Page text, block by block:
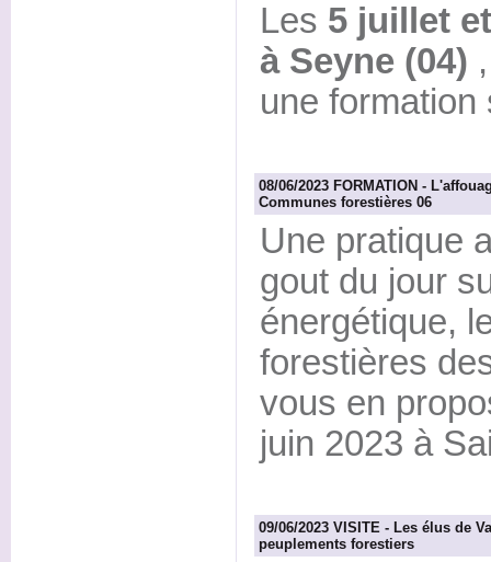
Les 5 juillet
à Seyne (04)
une formation
08/06/2023 FORMATION -
Communes forestières 06
Une pratique
gout du jour
énergétique,
forestières
vous en
juin 2023 à
09/06/2023 VISITE - Les élus de
peuplements forestiers